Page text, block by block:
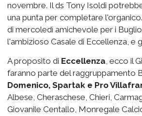
novembre. Il ds Tony Isoldi
una punta per completare
di mercoledì amichevole per i
l'ambizioso Casale di Eccellenza, e
A proposito di Eccellenza, ecco il
faranno parte del raggruppamento
Domenico, Spartak e Pro
Albese, Cheraschese, Chieri,
Giovanile Centallo, Monregale